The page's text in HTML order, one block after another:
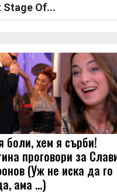
Stage Of...
боли, хем я сърби!
проговори за
(Уж не иска да го
ама …)